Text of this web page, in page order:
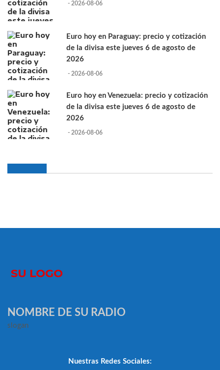
- 2026-08-06
Euro hoy en Paraguay: precio y cotización
de la divisa este jueves 6 de agosto de
2026
- 2026-08-06
Euro hoy en Venezuela: precio y cotización
de la divisa este jueves 6 de agosto de
2026
- 2026-08-06
NOMBRE DE SU RADIO
slogan
Nuestras Redes Sociales: